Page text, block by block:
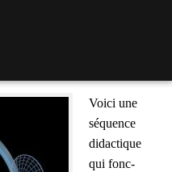
Voi­ci une
séquence
didac­tique
qui fonc­